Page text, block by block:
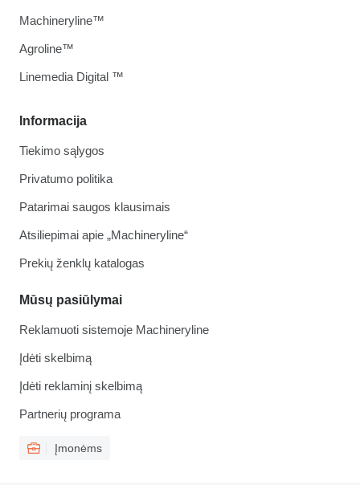
Informacija
Tiekimo sąlygos
Privatumo politika
Patarimai saugos klausimais
Atsiliepimai apie „Machineryline“
Prekių ženklų katalogas
Mūsų pasiūlymai
Reklamuoti sistemoje Machineryline
Įdėti skelbimą
Įdėti reklaminį skelbimą
Partnerių programa
Įmonėms
Machineryline™
Agroline™
Linemedia Digital ™